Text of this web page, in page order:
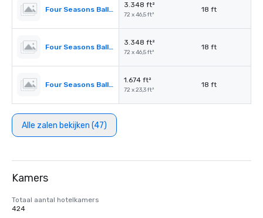
Four Seasons Ballroom 4
3.348 ft²
72 x 46,5 ft²
18 ft
Four Seasons Ballroom 2,3
3.348 ft²
72 x 46,5 ft²
18 ft
Four Seasons Ballroom 2
1.674 ft²
72 x 23,3 ft²
18 ft
Alle zalen bekijken (47)
Kamers
Totaal aantal hotelkamers
424